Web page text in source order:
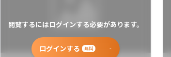
閲覧するにはログインする必要があります。
ログインする 無料